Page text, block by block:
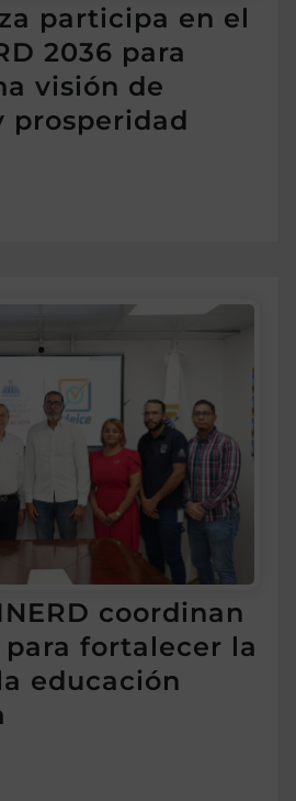
participa en el
2036 para
visión de
prosperidad
coordinan
fortalecer la
educación